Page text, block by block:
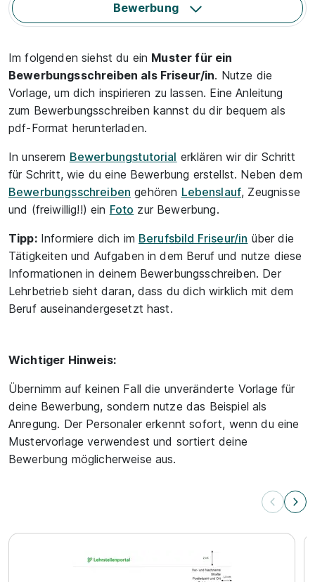
Bewerbung
Im folgenden siehst du ein Muster für ein
Bewerbungsschreiben als Friseur/in. Nutze die
Vorlage, um dich inspirieren zu lassen. Eine Anleitung
zum Bewerbungsschreiben kannst du dir bequem als
pdf-Format herunterladen.
In unserem Bewerbungstutorial erklären wir dir Schritt
für Schritt, wie du eine Bewerbung erstellst. Neben dem
Bewerbungsschreiben gehören Lebenslauf, Zeugnisse
und (freiwillig!!) ein Foto zur Bewerbung.
Tipp:Informiere dich im Berufsbild Friseur/in über die
Tätigkeiten und Aufgaben in dem Beruf und nutze diese
Informationen in deinem Bewerbungsschreiben. Der
Lehrbetrieb sieht daran, dass du dich wirklich mit dem
Beruf auseinandergesetzt hast.
Wichtiger Hinweis:
Übernimm auf keinen Fall die unveränderte Vorlage für
deine Bewerbung, sondern nutze das Beispiel als
Anregung. Der Personaler erkennt sofort, wenn du eine
Mustervorlage verwendest und sortiert deine
Bewerbung möglicherweise aus.